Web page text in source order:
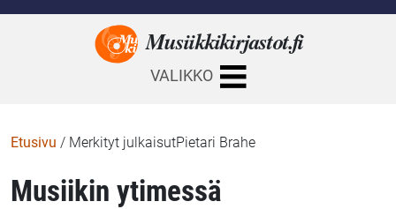
Musiikkikirjastot.fi
VALIKKO
Etusivu / Merkityt julkaisutPietari Brahe
Musiikin ytimessä